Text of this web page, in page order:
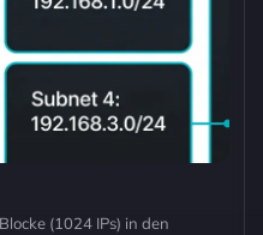
(1024 IPs) in den